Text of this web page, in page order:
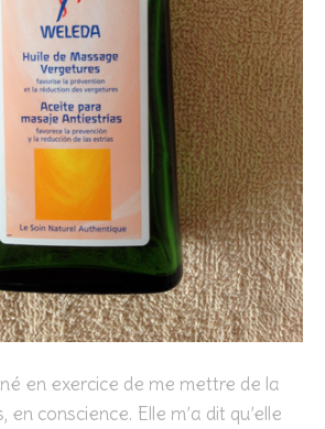
en exercice de me mettre de la
en conscience. Elle m’a dit qu’elle